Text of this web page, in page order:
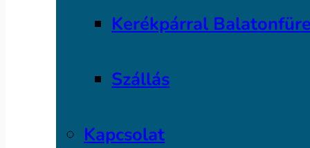
Kerékpárral
Szállás
Kapcsolat